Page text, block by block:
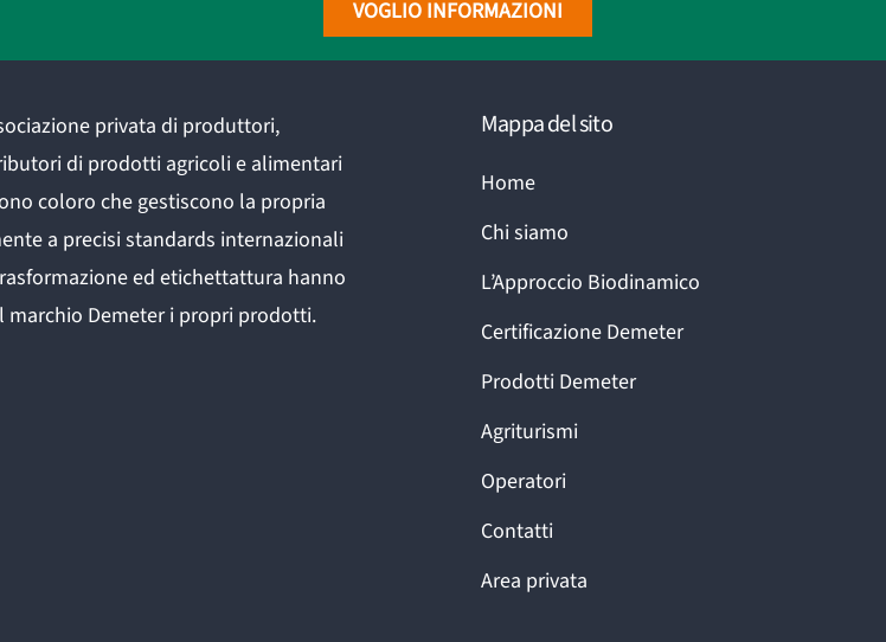
VOGLIO INFORMAZIONI
privata di produttori,
di prodotti agricoli e alimentari
coloro che gestiscono la propria
a precisi standards internazionali
ed etichettattura hanno
marchio Demeter i propri prodotti.
Mappa del sito
Home
Chi siamo
L’Approccio Biodinamico
Certificazione Demeter
Prodotti Demeter
Agriturismi
Operatori
Contatti
Area privata